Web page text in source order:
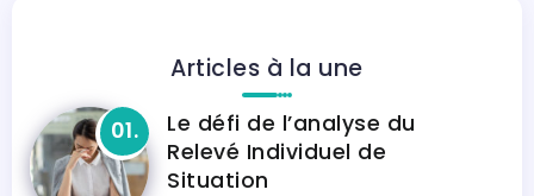
Articles à la une
Le défi de l’analyse du
Relevé Individuel de
Situation